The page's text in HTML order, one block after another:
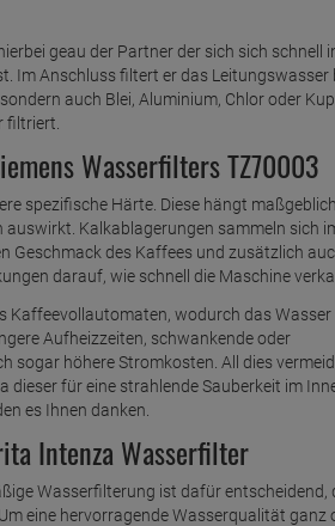
geau der Partner der sich sich schnell
Im Anschluss filtert er das Leitungswasser
auch Blei, Aluminium, Chlor oder
filtriert.
Wasserfilters TZ70003
spezifische Härte. Diese hängt
Kalkablagerungen sammeln sich
Geschmack des Kaffees und zusätzlich
darauf, wie schnell die Maschine
Kaffeevollautomaten, wodurch das
Aufheizzeiten, schwankende oder
höhere Stromkosten. All dies
für eine strahlende Sauberkeit im
es Ihnen danken.
Intenza Wasserfilter
Wasserfilterung ist dafür
eine hervorragende Wasserqualität ganz